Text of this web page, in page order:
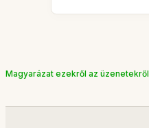
Magyarázat ezekről az üzenetekről